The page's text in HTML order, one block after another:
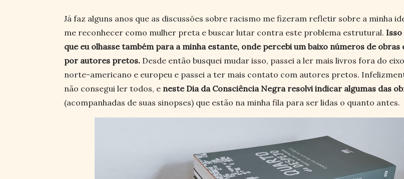
Já faz alguns anos que as discussões sobre racismo me fizeram refletir sobre a minha
me reconhecer como mulher preta e buscar lutar contra este problema estrutural. Isso
que eu olhasse também para a minha estante, onde percebi um baixo números de obras
por autores pretos. Desde então busquei mudar isso, passei a ler mais livros fora do
norte-americano e europeu e passei a ter mais contato com autores pretos.
não consegui ler todos, e neste Dia da Consciência Negra resolvi indicar algumas das
(acompanhadas de suas sinopses) que estão na minha fila para ser lidas o quanto antes.